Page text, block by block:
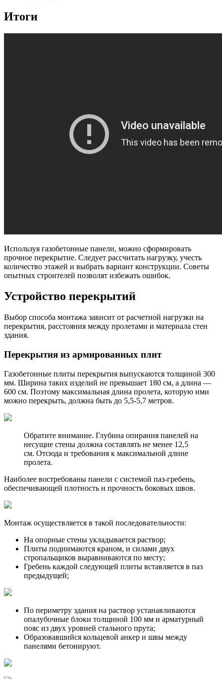
Итоги
Используя газобетонные панели, можно сформировать
прочное перекрытие. Следует рассчитать нагрузку, учесть
количество этажей и выбрать вариант конструкции. Советы
опытных строителей позволят избежать ошибок.
Устройство перекрытий
Выбор способа монтажа зависит от расчетной нагрузки на
перекрытия, расстояния между пролетами и материала стен
здания.
Перекрытия из армированных плит
Газобетонные плиты перекрытия выпускаются толщиной 300
мм. Ширина таких изделий не превышает 180 см, а длина —
600 см. Поэтому максимальная длина пролета, которую ими
можно перекрыть, должна быть до 5,5-5,7 метров.
Обратите внимание. Глубина опирания панелей на
несущие стены должна составлять не менее 12,5
см. Отсюда и требования к максимальной длине
пролета.
Наиболее востребованы панели с системой паз-гребень,
обеспечивающей плотность и прочность боковых швов.
Монтаж осуществляется в такой последовательности:
На опорные стены укладывается раствор;
Плиты поднимаются краном, и силами двух
стропальщиков выравниваются по месту;
Гребень каждой следующей плиты вставляется в паз
предыдущей;
По периметру здания на раствор устанавливаются
опалубочные блоки толщиной 100 мм и арматурный
пояс из двух уровней стального прута;
Образовавшийся кольцевой анкер и швы между
панелями бетонируют.